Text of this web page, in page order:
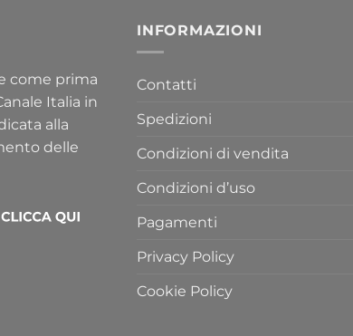
come prima
Italia in
alla
delle
INFORMAZIONI
Contatti
Spedizioni
Condizioni di vendita
Condizioni d’uso
Pagamenti
Privacy Policy
Cookie Policy